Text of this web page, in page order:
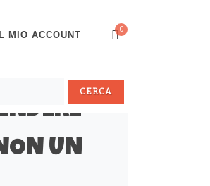
0
IL MIO ACCOUNT
UN